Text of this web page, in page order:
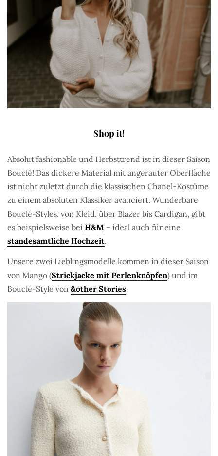
Shop it!
Absolut fashionable und Herbsttrend ist in dieser Saison
Bouclé! Das dickere Material mit angerauter Oberfläche
ist nicht zuletzt durch die klassischen Chanel-Kostüme
zu einem absoluten Klassiker avanciert. Wunderbare
Bouclé-Styles, von Kleid, über Blazer bis Cardigan, gibt
es beispielsweise bei H&M – ideal auch für eine
standesamtliche Hochzeit.
Unsere zwei Lieblingsmodelle kommen in dieser Saison
von Mango (Strickjacke mit Perlenknöpfen) und im
Bouclé-Style von &other Stories.